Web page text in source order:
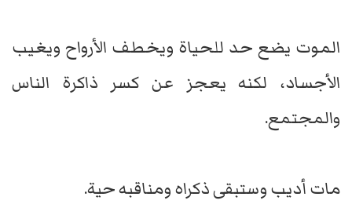
الموت يضع حد للحياة ويخطف الأرواح ويغيب
الأجساد، لكنه يعجز عن كسر ذاكرة الناس
والمجتمع.
مات أديب وستبقى ذكراه ومناقبه حية.